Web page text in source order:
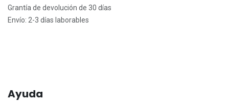
Grantía de devolución de 30 días
Envío: 2-3 días laborables
Ayuda